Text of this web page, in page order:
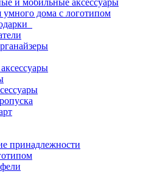
и мобильные аксессуары
умного дома с логотипом
принадлежности